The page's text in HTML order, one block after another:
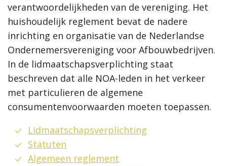
verantwoordelijkheden van de vereniging. Het
huishoudelijk reglement bevat de nadere
inrichting en organisatie van de Nederlandse
Ondernemersvereniging voor Afbouwbedrijven.
In de lidmaatschapsverplichting staat
beschreven dat alle NOA-leden in het verkeer
met particulieren de algemene
consumentenvoorwaarden moeten toepassen.
Lidmaatschapsverplichting
Statuten
Algemeen reglement